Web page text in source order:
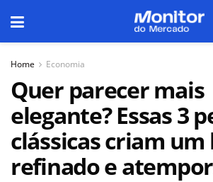
Home Economia
Quer parecer mais
elegante? Essas 3
clássicas criam um
refinado e